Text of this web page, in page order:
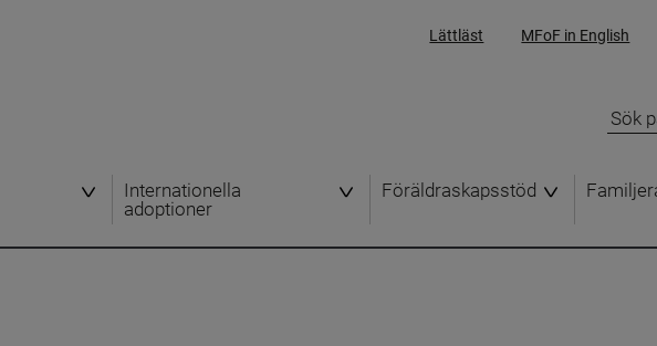
Lättläst MFoF in English
Internationella
adoptioner
Föräldraskapsstöd